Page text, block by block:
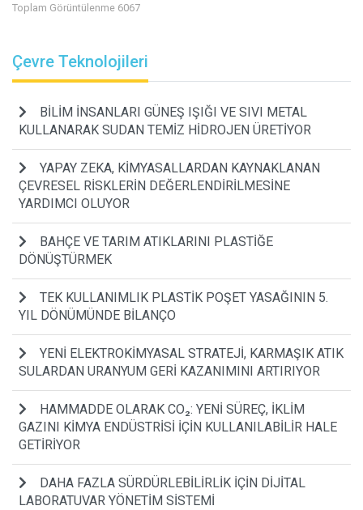
Toplam Görüntülenme 6067
Çevre Teknolojileri
BİLİM İNSANLARI GÜNEŞ IŞIĞI VE SIVI METAL
KULLANARAK SUDAN TEMİZ HİDROJEN ÜRETİYOR
YAPAY ZEKA, KİMYASALLARDAN KAYNAKLANAN
ÇEVRESEL RİSKLERİN DEĞERLENDİRİLMESİNE
YARDIMCI OLUYOR
BAHÇE VE TARIM ATIKLARINI PLASTİĞE
DÖNÜŞTÜRMEK
TEK KULLANIMLIK PLASTİK POŞET YASAĞININ 5.
YIL DÖNÜMÜNDE BİLANÇO
YENİ ELEKTROKİMYASAL STRATEJİ, KARMAŞIK ATIK
SULARDAN URANYUM GERİ KAZANIMINI ARTIRIYOR
HAMMADDE OLARAK CO₂: YENİ SÜREÇ, İKLİM
GAZINI KİMYA ENDÜSTRİSİ İÇİN KULLANILABİLİR HALE
GETİRİYOR
DAHA FAZLA SÜRDÜRLEBİLİRLİK İÇİN DİJİTAL
LABORATUVAR YÖNETİM SİSTEMİ